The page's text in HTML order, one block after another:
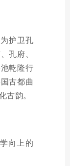
护卫孔
孔府、
乾隆行
古都曲
古韵。
向上的